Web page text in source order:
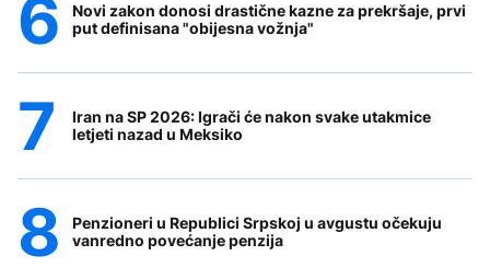
Novi zakon donosi drastične kazne za prekršaje, prvi
put definisana "obijesna vožnja"
Iran na SP 2026: Igrači će nakon svake utakmice
letjeti nazad u Meksiko
Penzioneri u Republici Srpskoj u avgustu očekuju
vanredno povećanje penzija